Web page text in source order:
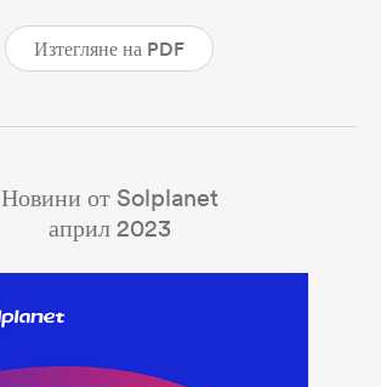
Изтегляне на PDF
Новини от Solplanet
април 2023